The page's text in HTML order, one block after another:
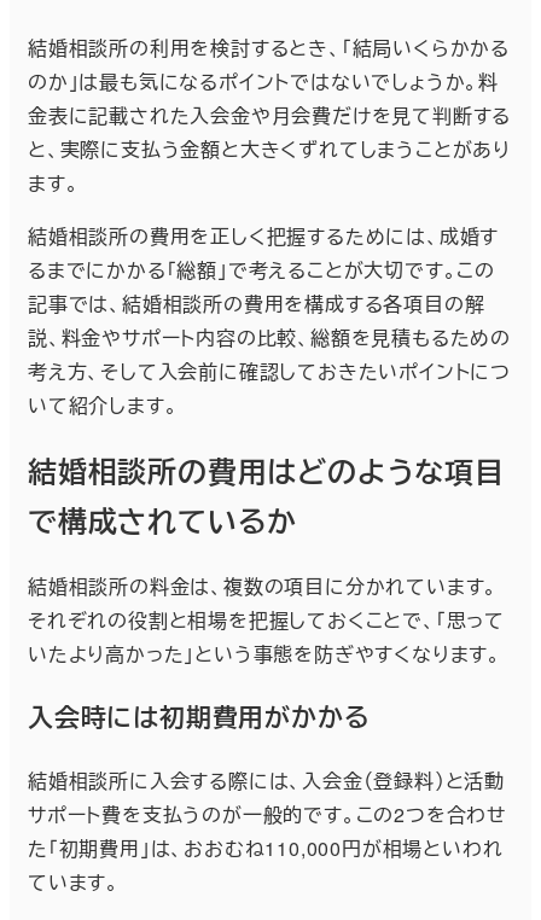
結婚相談所の利用を検討するとき、「結局いくらかかる
のか」は最も気になるポイントではないでしょうか。料
金表に記載された入会金や月会費だけを見て判断する
と、実際に支払う金額と大きくずれてしまうことがあり
ます。
結婚相談所の費用を正しく把握するためには、成婚す
るまでにかかる「総額」で考えることが大切です。この
記事では、結婚相談所の費用を構成する各項目の解
説、料金やサポート内容の比較、総額を見積もるための
考え方、そして入会前に確認しておきたいポイントにつ
いて紹介します。
結婚相談所の費用はどのような項目
で構成されているか
結婚相談所の料金は、複数の項目に分かれています。
それぞれの役割と相場を把握しておくことで、「思って
いたより高かった」という事態を防ぎやすくなります。
入会時には初期費用がかかる
結婚相談所に入会する際には、入会金（登録料）と活動
サポート費を支払うのが一般的です。この2つを合わせ
た「初期費用」は、おおむね110,000円が相場といわれ
ています。